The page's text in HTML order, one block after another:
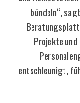
bündeln“,
Projekte
entschleunigt,